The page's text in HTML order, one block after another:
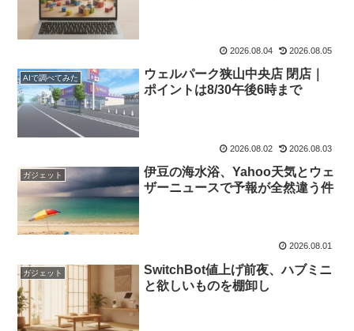
2026.08.04 2026.08.05
AIで調べてみた
ウェルパーク狭山中央店 閉店｜
ポイントは8/30午後6時まで
2026.08.02 2026.08.03
ガジェット
伊豆の海水浴、Yahoo天気とウェ
ザーニュースで予報が全然違う件
2026.08.01
ガジェット
SwitchBot値上げ前夜、ハブミニ
と欲しいものを棚卸し